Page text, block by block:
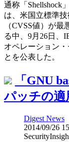
通称「Shellshock
は、米国立標準
（CVSS値）が
る中、9月26日、
オペレーション・
とを公表した。
「GNU
パッチの適
Digest News
2014/09/26